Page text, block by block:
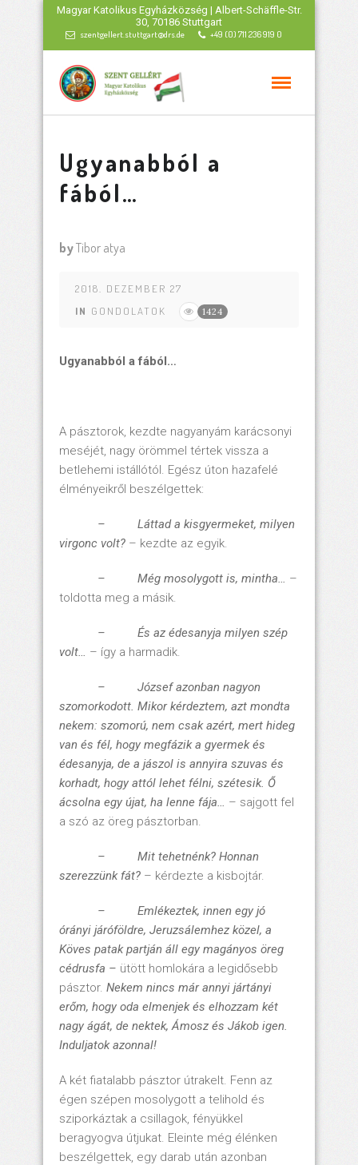
Magyar Katolikus Egyházközség | Albert-Schäffle-Str.
30, 70186 Stuttgart
szentgellert.stuttgart@drs.de +49 (0) 711 236 919 0
Ugyanabból a
fából…
byTibor atya
2018. DEZEMBER 27
IN GONDOLATOK 1424
Ugyanabból a fából…
A pásztorok, kezdte nagyanyám karácsonyi
meséjét, nagy örömmel tértek vissza a
betlehemi istállótól. Egész úton hazafelé
élményeikről beszélgettek:
– Láttad a kisgyermeket, milyen
virgonc volt? – kezdte az egyik.
– Még mosolygott is, mintha… –
toldotta meg a másik.
– És az édesanyja milyen szép
volt… – így a harmadik.
– József azonban nagyon
szomorkodott. Mikor kérdeztem, azt mondta
nekem: szomorú, nem csak azért, mert hideg
van és fél, hogy megfázik a gyermek és
édesanyja, de a jászol is annyira szuvas és
korhadt, hogy attól lehet félni, szétesik. Ő
ácsolna egy újat, ha lenne fája… – sajgott fel
a szó az öreg pásztorban.
– Mit tehetnénk? Honnan
szerezzünk fát? – kérdezte a kisbojtár.
– Emlékeztek, innen egy jó
órányi járóföldre, Jeruzsálemhez közel, a
Köves patak partján áll egy magányos öreg
cédrusfa – ütött homlokára a legidősebb
pásztor. Nekem nincs már annyi jártányi
erőm, hogy oda elmenjek és elhozzam két
nagy ágát, de nektek, Ámosz és Jákob igen.
Induljatok azonnal!
A két fiatalabb pásztor útrakelt. Fenn az
égen szépen mosolygott a telihold és
sziporkáztak a csillagok, fényükkel
beragyogva útjukat. Eleinte még élénken
beszélgettek, egy darab után azonban